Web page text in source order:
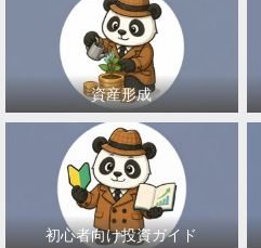
資産形成
初心者向け投資ガイド